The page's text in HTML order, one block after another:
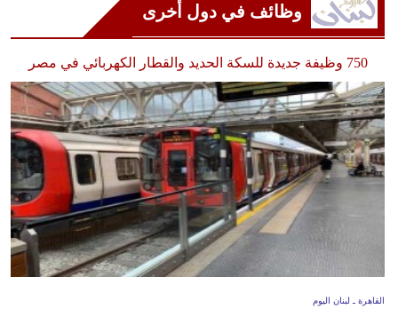
وظائف في دول أخرى
750 وظيفة جديدة للسكة الحديد والقطار الكهربائي في مصر
القاهرة ـ لبنان اليوم